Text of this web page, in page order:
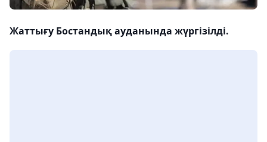
Жаттығу Бостандық ауданында жүргізілді.